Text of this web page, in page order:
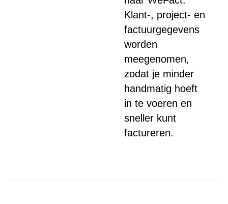
Klant-, project- en
factuurgegevens
worden
meegenomen,
zodat je minder
handmatig hoeft
in te voeren en
sneller kunt
factureren.